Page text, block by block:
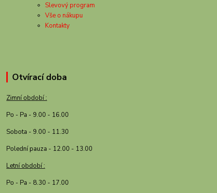
Slevový program
Vše o nákupu
Kontakty
Otvírací doba
Zimní období :
Po - Pa - 9.00 - 16.00
Sobota - 9.00 - 11.30
Polední pauza - 12.00 - 13.00
Letní období :
Po - Pa - 8.30 - 17.00